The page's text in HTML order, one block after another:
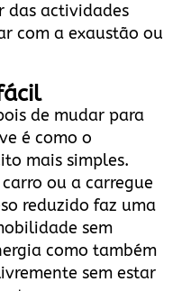
das actividades
com a exaustão ou
de mudar para
é como o
mais simples.
ou a carregue
reduzido faz uma
sem
como também
sem estar